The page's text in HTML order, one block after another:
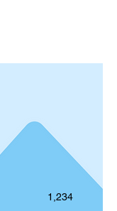
1,234